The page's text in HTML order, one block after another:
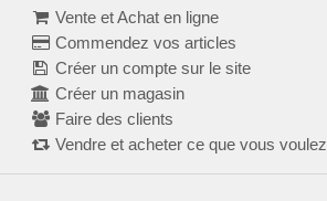
Vente et Achat en ligne
Commendez vos articles
Créer un compte sur le site
Créer un magasin
Faire des clients
Vendre et acheter ce que vous voulez